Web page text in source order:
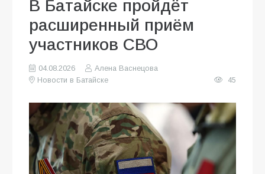
В Батайске пройдёт
расширенный приём
участников СВО
04.08.2026
Алена Васнецова
Новости в Батайске
45